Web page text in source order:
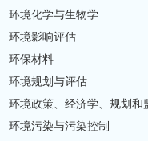
环境化学与生物学
环境影响评估
环保材料
环境规划与评估
环境政策、经济学、规划和
环境污染与污染控制